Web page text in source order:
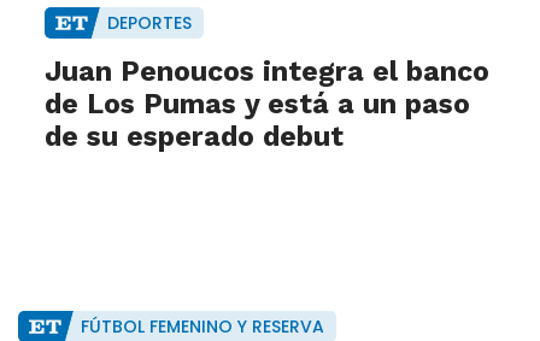
DEPORTES
Juan Penoucos integra el banco
de Los Pumas y está a un paso
de su esperado debut
FÚTBOL FEMENINO Y RESERVA